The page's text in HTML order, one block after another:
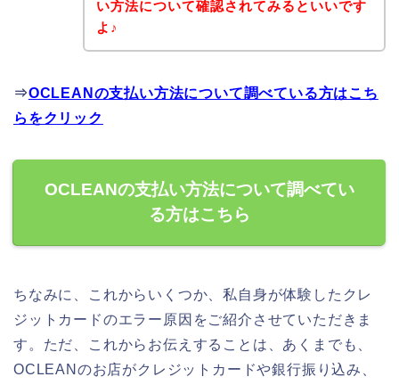
い方法について確認されてみるといいです
よ♪
⇒OCLEANの支払い方法について調べている方はこち
らをクリック
OCLEANの支払い方法について調べてい
る方はこちら
ちなみに、これからいくつか、私自身が体験したクレ
ジットカードのエラー原因をご紹介させていただきま
す。ただ、これからお伝えすることは、あくまでも、
OCLEANのお店がクレジットカードや銀行振り込み、